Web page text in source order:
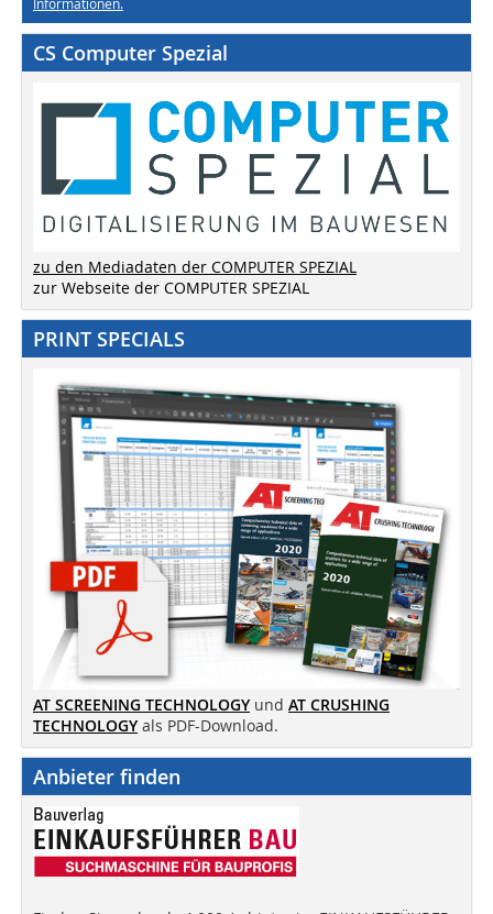
Informationen.
CS Computer Spezial
zu den Mediadaten der COMPUTER SPEZIAL
zur Webseite der COMPUTER SPEZIAL
PRINT SPECIALS
AT SCREENING TECHNOLOGY und AT CRUSHING
TECHNOLOGY als PDF-Download.
Anbieter finden